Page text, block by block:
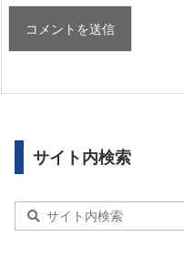
サイト内検索